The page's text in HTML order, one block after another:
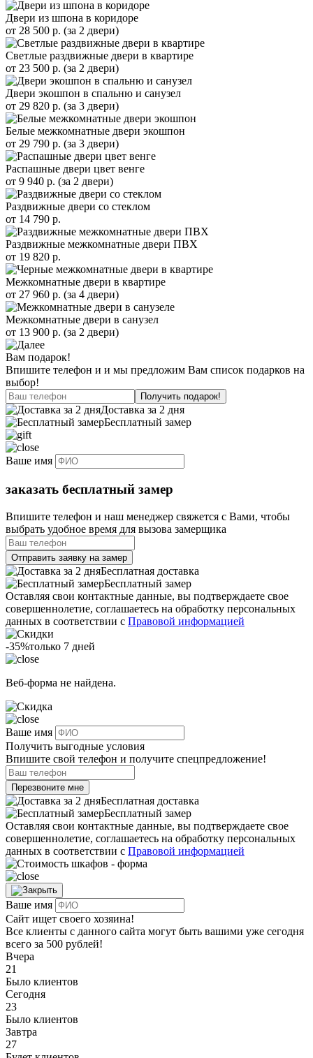
Двери из шпона в коридоре
от 28 500 р. (за 2 двери)
Светлые раздвижные двери в квартире
от 23 500 р. (за 2 двери)
Двери экошпон в спальню и санузел
от 29 820 р. (за 3 двери)
Белые межкомнатные двери экошпон
от 29 790 р. (за 3 двери)
Распашные двери цвет венге
от 9 940 р. (за 2 двери)
Раздвижные двери со стеклом
от 14 790 р.
Раздвижные межкомнатные двери ПВХ
от 19 820 р.
Межкомнатные двери в квартире
от 27 960 р. (за 4 двери)
Межкомнатные двери в санузел
от 13 900 р. (за 2 двери)
Вам подарок!
Впишите телефон и и мы предложим Вам список подарков на
выбор!
Получить подарок!
Доставка за 2 дня
Бесплатный замер
Ваше имя
заказать бесплатный замер
Впишите телефон и наш менеджер свяжется с Вами, чтобы
выбрать удобное время для вызова замерщика
Отправить заявку на замер
Бесплатная доставка
Бесплатный замер
Оставляя свои контактные данные, вы подтверждаете свое
совершеннолетие, соглашаетесь на обработку персональных
данных в соответствии с Правовой информацией
-35%только 7 дней
Веб-форма не найдена.
Ваше имя
Получить выгодные условия
Впишите свой телефон и получите спецпредложение!
Перезвоните мне
Бесплатная доставка
Бесплатный замер
Оставляя свои контактные данные, вы подтверждаете свое
совершеннолетие, соглашаетесь на обработку персональных
данных в соответствии с Правовой информацией
Ваше имя
Сайт ищет своего хозяина!
Все клиенты с данного сайта могут быть вашими уже сегодня
всего за 500 рублей!
Вчера
21
Было клиентов
Сегодня
23
Было клиентов
Завтра
27